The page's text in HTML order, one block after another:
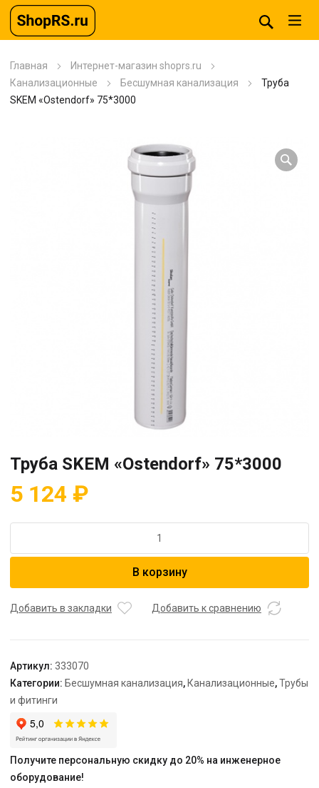
Главная
Интернет-магазин shoprs.ru
Канализационные
Бесшумная канализация
Труба
SKEM «Ostendorf» 75*3000
Труба SKEM «Ostendorf» 75*3000
5 124 ₽
Труба
75*3000
В корзину
Добавить в закладки Добавить к сравнению
Артикул: 333070
Категории: Бесшумная канализация, Канализационные,Трубы
и фитинги
Получите персональную скидку до 20% на инженерное
оборудование!